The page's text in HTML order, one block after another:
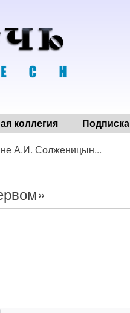
коллегия Подписка
А.И. Солженицын...